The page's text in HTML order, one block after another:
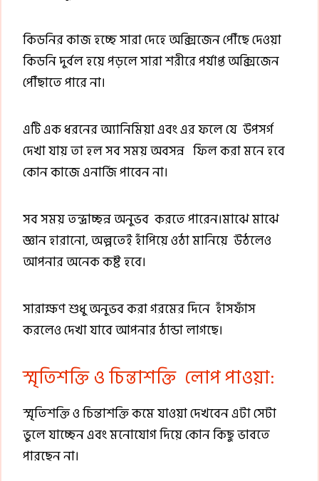
কিডনির কাজ হচ্ছে সারা দেহে অক্সিজেন পৌঁছে দেওয়া
কিডনি দুর্বল হয়ে পড়লে সারা শরীরে পর্যাপ্ত অক্সিজেন
পৌঁছাতে পারে না।
এটি এক ধরনের অ্যানিমিয়া এবং এর ফলে যে উপসর্গ
দেখা যায় তা হল সব সময় অবসন্ন ফিল করা মনে হবে
কোন কাজে এনার্জি পাবেন না।
সব সময় তন্দ্রাচ্ছন্ন অনুভব করতে পারেন।মাঝে মাঝে
জ্ঞান হারানো, অল্পতেই হাঁপিয়ে ওঠা মানিয়ে উঠলেও
আপনার অনেক কষ্ট হবে।
সারাক্ষণ শুধু অনুভব করা গরমের দিনে হাঁসফাঁস
করলেও দেখা যাবে আপনার ঠান্ডা লাগছে।
স্মৃতিশক্তি ও চিন্তাশক্তি লোপ পাওয়া:
স্মৃতিশক্তি ও চিন্তাশক্তি কমে যাওয়া দেখবেন এটা সেটা
ভুলে যাচ্ছেন এবং মনোযোগ দিয়ে কোন কিছু ভাবতে
পারছেন না।